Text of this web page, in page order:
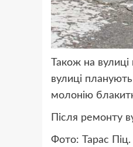
Також на вулиці
вулиці
молонію
Після ремонту
Фото: Тарас Піц.